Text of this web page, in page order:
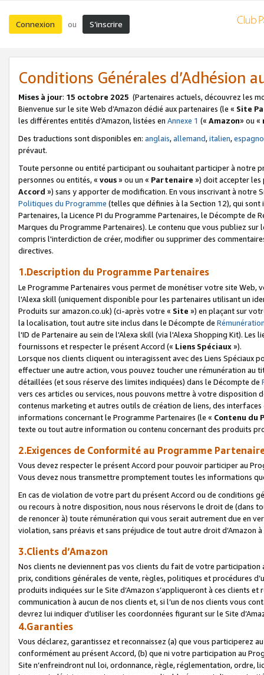
Connexion ou S’inscrire
Conditions Générales d’Adhésion
Mises à jour: 15 octobre 2025 (Partenaires actuels, découvrez les
Bienvenue sur le site Web d’Amazon dédié aux partenaires (le « Site
les différentes entités d’Amazon, listées en Annexe 1 (« Amazon» ou «
Des traductions sont disponibles en: anglais,allemand,italien,
prévaut.
Toute personne ou entité participant ou souhaitant participer à notre
personnes ou entités, « vous» ou un « Partenaire ») doit accepter les
Accord ») sans y apporter de modification. En vous inscrivant à notre
Politiques du Programme (telles que définies à la Section 12), qui
Partenaires, la Licence PI du Programme Partenaires, le Décompte de
Marques du Programme Partenaires). Le contenu que vous publiez
compris l'interdiction de créer, modifier ou supprimer des
directives.
1.Description du Programme Partenaires
Le Programme Partenaires vous permet de monétiser votre site Web,
l'Alexa skill (uniquement disponible pour les partenaires utilisant un
Produits sur amazon.co.uk) (ci-après votre « Site ») en plaçant sur
la localisation, tout autre site inclus dans le Décompte de
l'ID de Partenaire au sein de l'Alexa skill (via l'Alexa Shopping Kit).
fournissons et respecter le présent Accord (« Liens Spéciaux»).
Lorsque nos clients cliquent ou interagissent avec des Liens Spéciaux
effectuer une autre action, vous pouvez toucher une rémunération
détaillées (et sous réserve des limites indiquées) dans le Décompte de
vers ces articles ou services, nous pouvons mettre à votre disposition
contenus marketing et autres outils de création de liens, des
informations concernant le Programme Partenaires (le « Contenu du
texte ou tout autre information ou contenu concernant des produits
2.Exigences de Conformité au Programme
Vous devez respecter le présent Accord pour pouvoir participer au
Vous devez nous transmettre promptement toutes les informations
En cas de violation de votre part du présent Accord ou de conditions
ou recours à notre disposition, nous nous réservons le droit de (dans
de renoncer à) toute rémunération qui vous serait autrement due en
violation, sans préavis et sans préjudice de tout autre droit
3.Clients d’Amazon
Nos clients ne deviennent pas vos clients du fait de votre
prix, conditions générales de vente, règles, politiques et procédures
produits indiquées sur le Site d’Amazon s’appliqueront à ces clients
communication à aucun de nos clients et, si l’un de nos clients vous
devrez lui indiquer d’utiliser les coordonnées figurant sur le Site
4.Garanties
Vous déclarez, garantissez et reconnaissez (a) que vous participerez
conformément au présent Accord, (b) que ni votre participation au
Site n’enfreindront nul loi, ordonnance, règle, réglementation, ordre,